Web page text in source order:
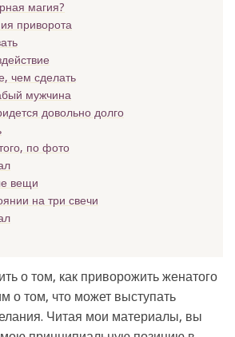
магия?
приворота
чем сделать
мужчина
довольно долго
по фото
вещи
на три свечи
о том, как приворожить женатого
о том, что может выступать
Читая мои материалы, вы